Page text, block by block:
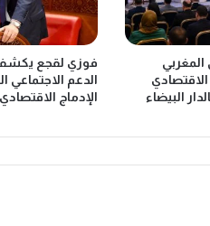
ا
ئ
ج
م
ل
ة
المغربي
البيضاء
فوزي لقجع يكشف
الدعم الاجتماعي
الإدماج